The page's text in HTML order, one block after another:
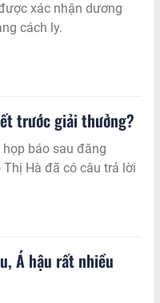
xác nhận dương
cách ly.
trước giải thưởng?
báo sau đăng
Hà đã có câu trả lời
Á hậu rất nhiều